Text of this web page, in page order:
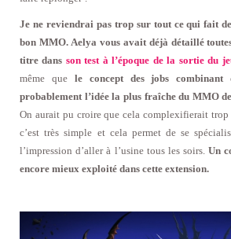
Je ne reviendrai pas trop sur tout ce qui fait
bon MMO. Aelya vous avait déjà détaillé
titre dans son test à l’époque de la sortie du
même que le concept des jobs combinant
probablement l’idée la plus fraîche du MMO
On aurait pu croire que cela complexifierait
c’est très simple et cela permet de se
l’impression d’aller à l’usine tous les soirs. Un
encore mieux exploité dans cette extension.